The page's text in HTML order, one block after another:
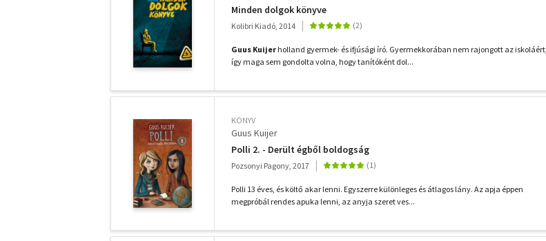
Minden dolgok könyve
Kolibri Kiadó, 2014
Guus Kuijer holland gyermek- és ifjúsági író. Gyermekkorában nem rajongott az iskoláért,
így maga sem gondolta volna, hogy tanítóként dol...
KÖNYV
Guus Kuijer
Polli 2. - Derült égből boldogság
Pozsonyi Pagony, 2017
Polli 13 éves, és költő akar lenni. Egyszerre különleges és átlagos lány. Az apja éppen
megpróbál rendes apuka lenni, az anyja szeret ves...